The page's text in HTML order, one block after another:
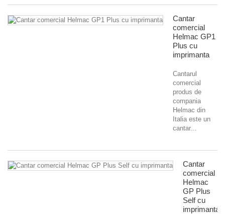
Cantar
comercial
Helmac GP1
Plus cu
imprimanta
Cantarul
comercial
produs de
compania
Helmac din
Italia este un
cantar...
Cantar
comercial
Helmac
GP Plus
Self cu
imprimanta